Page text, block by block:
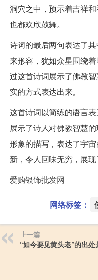
洞穴之中，预示着吉祥
也都欢欣鼓舞。
诗词的最后两句表达了
来形容，犹如众星围绕
过这首诗词展示了佛教
实的方式表达出来。
这首诗词以简练的语言
展示了诗人对佛教智慧
形象的描写，表达了宇
新，令人回味无穷，展现
爱购银饰批发网
网络标签：
上一篇
“如今要见黄头老”的出处